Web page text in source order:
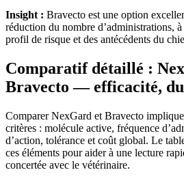
Insight : Bravecto est une option
réduction du nombre d’administrations,
profil de risque et des antécédents du
Comparatif détaillé :
Bravecto — efficacité,
Comparer NexGard et Bravecto
critères : molécule active, fréquence
d’action, tolérance et coût global. Le
ces éléments pour aider à une lecture
concertée avec le vétérinaire.